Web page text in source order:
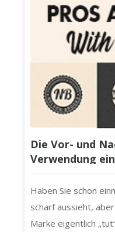
Die Vor- und
Verwendung
Logo
Haben Sie schon
scharf aussieht,
Marke eigentlich